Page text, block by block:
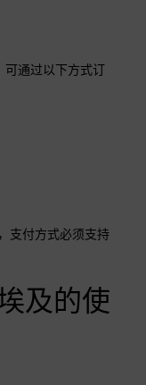
可通过以下方式订
支付方式必须支持
及的使